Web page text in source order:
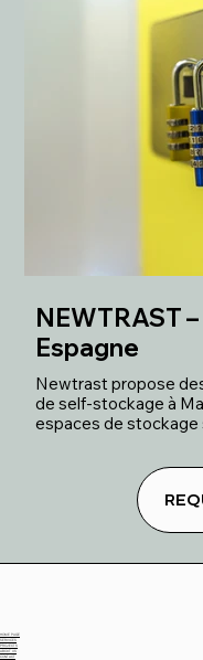
NEWTRAST
Espagne
Newtrast propose
de self-stockage à
espaces de stockage
référence dans le
besoins des
HOME PAGE
SERVICES
PROJECTS
ABOUT US
CONTACT